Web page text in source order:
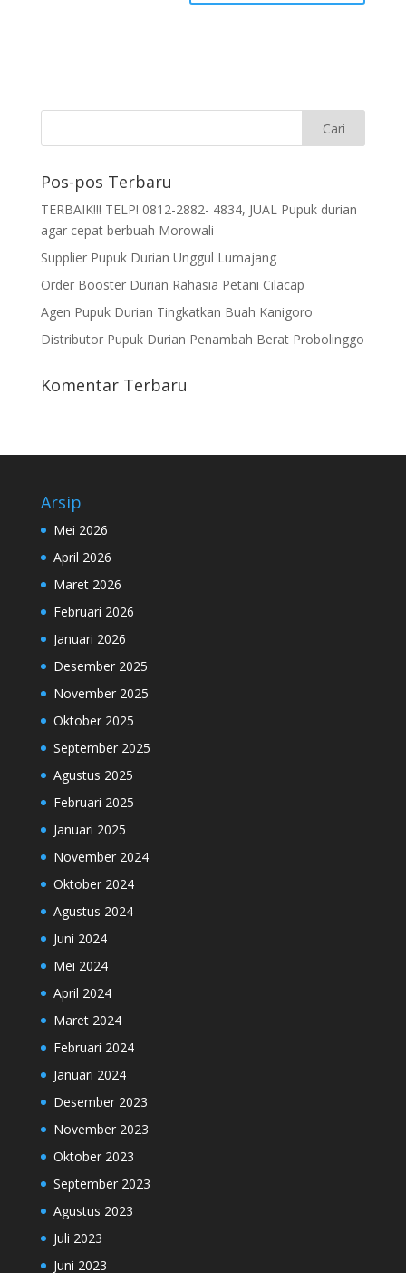
Pos-pos Terbaru
TERBAIK!!! TELP! 0812-2882- 4834, JUAL Pupuk durian
agar cepat berbuah Morowali
Supplier Pupuk Durian Unggul Lumajang
Order Booster Durian Rahasia Petani Cilacap
Agen Pupuk Durian Tingkatkan Buah Kanigoro
Distributor Pupuk Durian Penambah Berat Probolinggo
Komentar Terbaru
Arsip
Mei 2026
April 2026
Maret 2026
Februari 2026
Januari 2026
Desember 2025
November 2025
Oktober 2025
September 2025
Agustus 2025
Februari 2025
Januari 2025
November 2024
Oktober 2024
Agustus 2024
Juni 2024
Mei 2024
April 2024
Maret 2024
Februari 2024
Januari 2024
Desember 2023
November 2023
Oktober 2023
September 2023
Agustus 2023
Juli 2023
Juni 2023